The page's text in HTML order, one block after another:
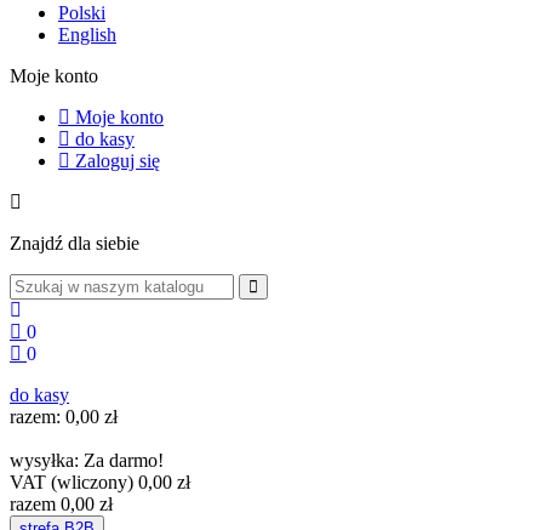
Polski
English
Moje konto
Moje konto
do kasy
Zaloguj się
Znajdź dla siebie
0
0
do kasy
razem: 0,00 zł
wysyłka: Za darmo!
VAT (wliczony) 0,00 zł
razem 0,00 zł